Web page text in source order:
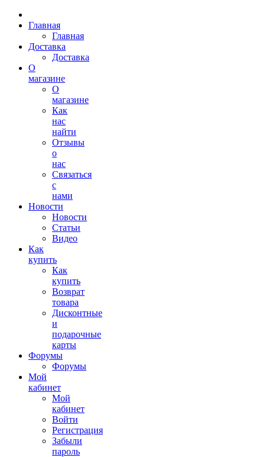
Главная
Главная
Доставка
Доставка
О
магазине
О
магазине
Как
нас
найти
Отзывы
о
нас
Связаться
с
нами
Новости
Новости
Статьи
Видео
Как
купить
Как
купить
Возврат
товара
Дисконтные
и
подарочные
карты
Форумы
Форумы
Мой
кабинет
Мой
кабинет
Войти
Регистрация
Забыли
пароль